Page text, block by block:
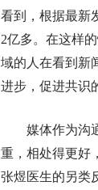
看到，根据最新
2亿多。在这样
域的人在看到新
进步，促进共识
媒体作为沟通
重，相处得更好
张煜医生的另类